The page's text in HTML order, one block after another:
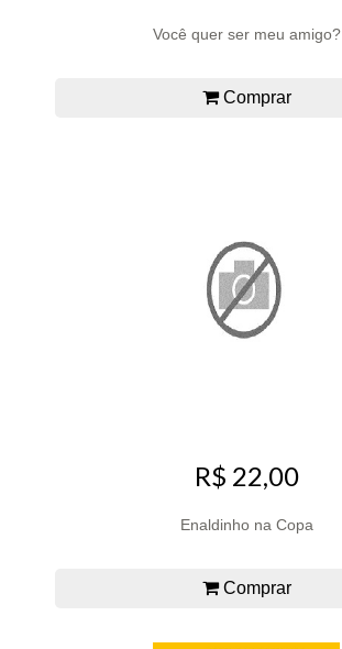
Você quer ser meu amigo?
Comprar
R$ 22,00
Enaldinho na Copa
Comprar